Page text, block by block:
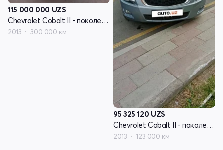
115 000 000 UZS
Chevrolet Cobalt II - поколение
2013 300 000 км
95 325 120 UZS
Chevrolet Cobalt II - поколение
2013 123 000 км